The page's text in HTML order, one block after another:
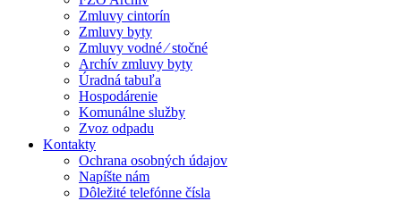
Zmluvy cintorín
Zmluvy byty
Zmluvy vodné ⁄ stočné
Archív zmluvy byty
Úradná tabuľa
Hospodárenie
Komunálne služby
Zvoz odpadu
Kontakty
Ochrana osobných údajov
Napíšte nám
Dôležité telefónne čísla